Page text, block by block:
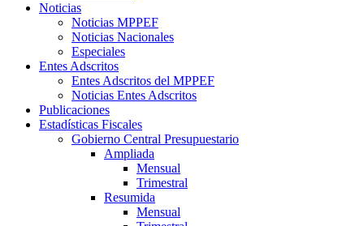
Noticias
Noticias MPPEF
Noticias Nacionales
Especiales
Entes Adscritos
Entes Adscritos del MPPEF
Noticias Entes Adscritos
Publicaciones
Estadísticas Fiscales
Gobierno Central Presupuestario
Ampliada
Mensual
Trimestral
Resumida
Mensual